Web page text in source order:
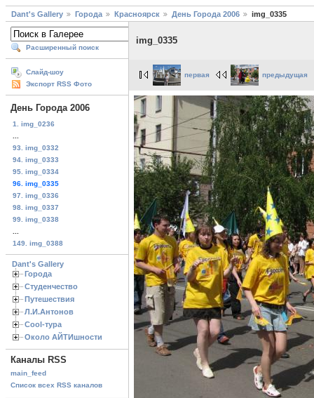
Dant's Gallery Города Красноярск День Города 2006 img_0335
Расширенный поиск
Слайд-шоу
Экспорт RSS Фото
День Города 2006
1. img_0236
93. img_0332
94. img_0333
95. img_0334
96. img_0335
97. img_0336
98. img_0337
99. img_0338
149. img_0388
Dant's Gallery
Города
Студенчество
Путешествия
Л.И.Антонов
Cool-тура
Около АЙТИшности
Каналы RSS
main_feed
Список всех RSS каналов
img_0335
первая предыдущая